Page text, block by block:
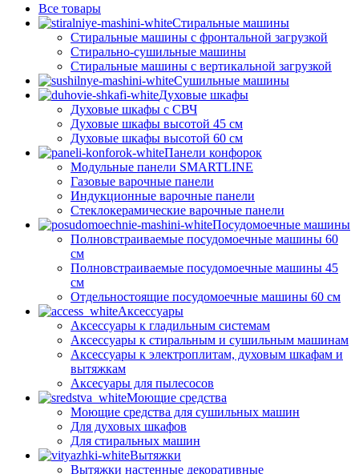
Все товары
Стиральные машины
Стиральные машины с фронтальной загрузкой
Стирально-сушильные машины
Стиральные машины с вертикальной загрузкой
Сушильные машины
Духовые шкафы
Духовые шкафы с СВЧ
Духовые шкафы высотой 45 см
Духовые шкафы высотой 60 см
Панели конфорок
Модульные панели SMARTLINE
Газовые варочные панели
Индукционные варочные панели
Стеклокерамические варочные панели
Посудомоечные машины
Полновстраиваемые посудомоечные машины 60
см
Полновстраиваемые посудомоечные машины 45
см
Отдельностоящие посудомоечные машины 60 см
Аксессуары
Аксессуары к гладильным системам
Аксессуары к стиральным и сушильным машинам
Аксессуары к электроплитам, духовым шкафам и
вытяжкам
Аксесуары для пылесосов
Моющие средства
Моющие средства для сушильных машин
Для духовых шкафов
Для стиральных машин
Вытяжки
Вытяжки настенные декоративные